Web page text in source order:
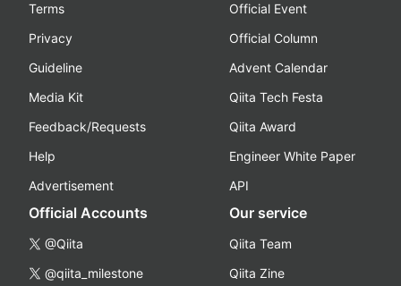
Terms
Privacy
Guideline
Media Kit
Feedback/Requests
Help
Advertisement
Official Event
Official Column
Advent Calendar
Qiita Tech Festa
Qiita Award
Engineer White Paper
API
Official Accounts
@Qiita
@qiita_milestone
Our service
Qiita Team
Qiita Zine